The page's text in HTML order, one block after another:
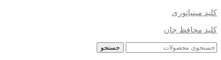
کلید مینیاتوری
کلید محافظ جان
جستجو